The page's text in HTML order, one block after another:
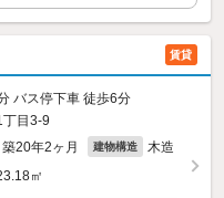
賃貸
バス停下車 徒歩6分
目3-9
築20年2ヶ月 建物構造 木造
㎡